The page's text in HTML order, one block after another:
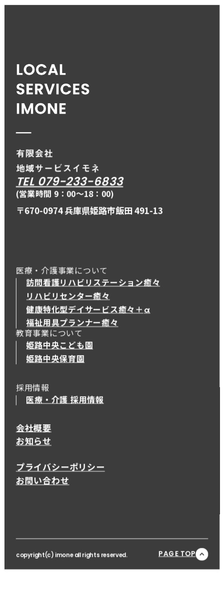
TEL 079-233-6833
(営業時間 9：00〜18：00)
〒670-0974 兵庫県姫路市飯田 491-13
医療・介護事業について
訪問看護リハビリステーション癒々
リハビリセンター癒々
健康特化型デイサービス癒々＋ α
健康特化型デイサービス癒々＋
福祉用具プランナー癒々
教育事業について
姫路中央こども園
姫路中央保育園
採用情報
医療・介護 採用情報
会社概要
お知らせ
プライバシーポリシー
お問い合わせ
copyright(c) imone all rights reserved. PAGE TOP